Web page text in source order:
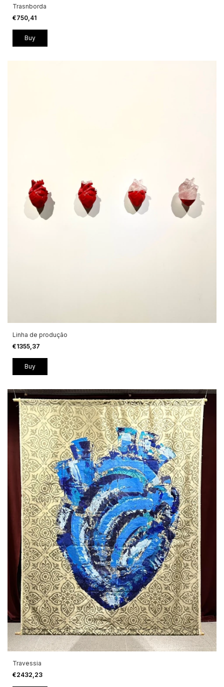
Trasnborda
€750,41
Linha de produção
€1355,37
Travessia
€2432,23